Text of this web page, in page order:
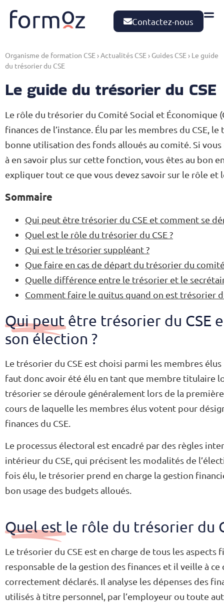
Contactez-nous
Organisme de formation CSE ›Actualités CSE › Guides CSE › Le guide
du trésorier du CSE
Le guide du trésorier du CSE
Le rôle du trésorier du Comité Social et Économique
finances de l’instance. Élu par les membres du CSE,
bonne utilisation des fonds alloués au comité. Si
à en savoir plus sur cette fonction, vous êtes au bon
expliquer tout ce que vous devez savoir sur le rôle et
Sommaire
Qui peut être trésorier du CSE et comment se
Quel est le rôle du trésorier du CSE ?
Qui est le trésorier suppléant ?
Que faire en cas de départ du trésorier du
Quelle différence entre le trésorier et le
Comment faire le quitus quand on est trésorier
Qui peut être trésorier du CSE
son élection ?
Le trésorier du CSE est choisi parmi les membres
faut donc avoir été élu en tant que membre titulaire
trésorier se déroule généralement lors de la
cours de laquelle les membres élus votent pour
finances du CSE.
Le processus électoral est encadré par des règles
intérieur du CSE, qui précisent les modalités de
fois élu, le trésorier prend en charge la gestion
bon usage des budgets alloués.
Quel est le rôle du trésorier du
Le trésorier du CSE est en charge de tous les
responsable de la gestion des finances et il veille à
correctement déclarés. Il analyse les dépenses des
utilisés à titre personnel, par l’employeur ou toute